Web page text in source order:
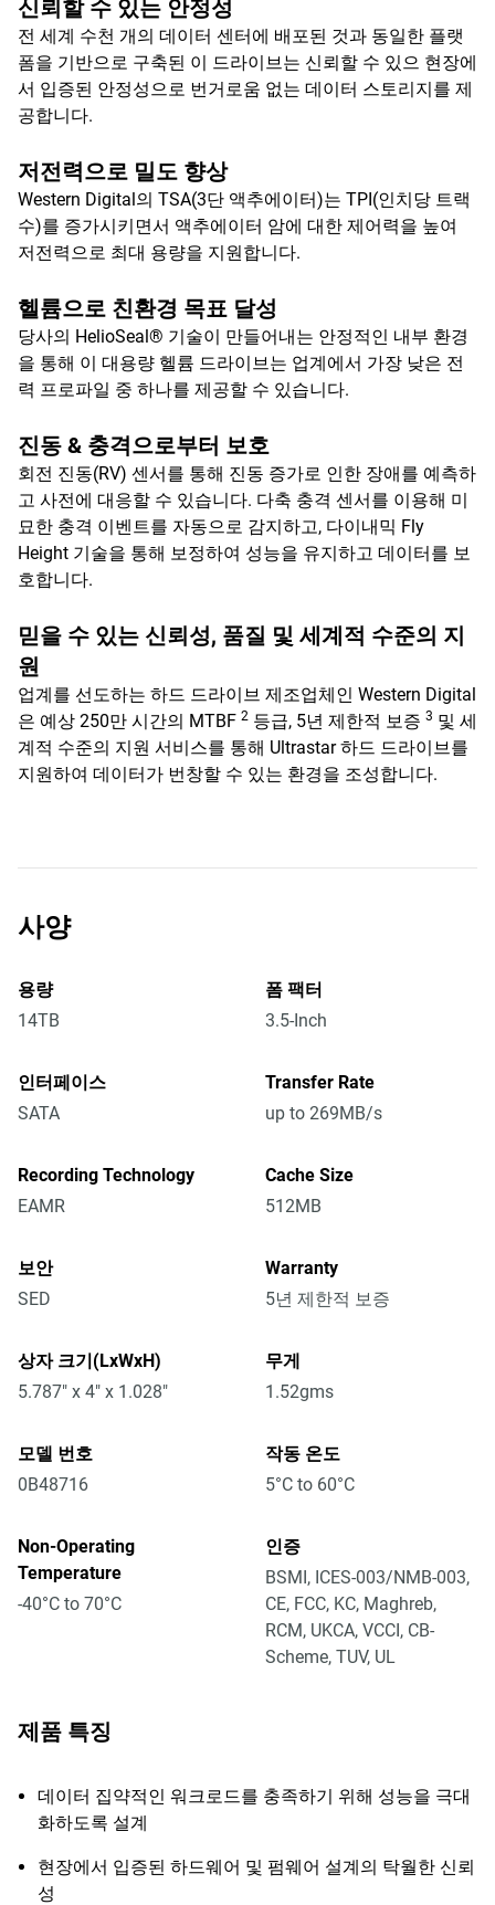
신뢰할 수 있는 안정성
전 세계 수천 개의 데이터 센터에 배포된 것과 동일한 플랫
폼을 기반으로 구축된 이 드라이브는 신뢰할 수 있으 현장에
서 입증된 안정성으로 번거로움 없는 데이터 스토리지를 제
공합니다.
저전력으로 밀도 향상
Western Digital의 TSA(3단 액추에이터)는 TPI(인치당 트랙
수)를 증가시키면서 액추에이터 암에 대한 제어력을 높여
저전력으로 최대 용량을 지원합니다.
헬륨으로 친환경 목표 달성
당사의 HelioSeal® 기술이 만들어내는 안정적인 내부 환경
을 통해 이 대용량 헬륨 드라이브는 업계에서 가장 낮은 전
력 프로파일 중 하나를 제공할 수 있습니다.
진동 & 충격으로부터 보호
회전 진동(RV) 센서를 통해 진동 증가로 인한 장애를 예측하
고 사전에 대응할 수 있습니다. 다축 충격 센서를 이용해 미
묘한 충격 이벤트를 자동으로 감지하고, 다이내믹 Fly
Height 기술을 통해 보정하여 성능을 유지하고 데이터를 보
호합니다.
믿을 수 있는 신뢰성, 품질 및 세계적 수준의 지
원
업계를 선도하는 하드 드라이브 제조업체인 Western Digital
은 예상 250만 시간의 MTBF 2 등급, 5년 제한적 보증 3 및 세
계적 수준의 지원 서비스를 통해 Ultrastar 하드 드라이브를
지원하여 데이터가 번창할 수 있는 환경을 조성합니다.
사양
용량
14TB
폼 팩터
3.5-Inch
인터페이스
SATA
Transfer Rate
up to 269MB/s
Recording Technology
EAMR
Cache Size
512MB
보안
SED
Warranty
5년 제한적 보증
상자 크기(LxWxH)
5.787" x 4" x 1.028"
무게
1.52gms
모델 번호
0B48716
작동 온도
5°C to 60°C
Non-Operating
Temperature
-40°C to 70°C
인증
BSMI, ICES-003/NMB-003,
CE, FCC, KC, Maghreb,
RCM, UKCA, VCCI, CB-
Scheme, TUV, UL
제품 특징
데이터 집약적인 워크로드를 충족하기 위해 성능을 극대
화하도록 설계
현장에서 입증된 하드웨어 및 펌웨어 설계의 탁월한 신뢰
성